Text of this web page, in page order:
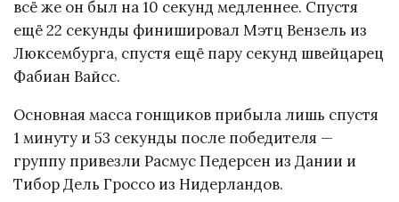
всё же он был на 10 секунд медленнее. Спустя
ещё 22 секунды финишировал Мэтц Вензель из
Люксембурга, спустя ещё пару секунд швейцарец
Фабиан Вайсс.
Основная масса гонщиков прибыла лишь спустя
1 минуту и 53 секунды после победителя —
группу привезли Расмус Педерсен из Дании и
Тибор Дель Гроссо из Нидерландов.